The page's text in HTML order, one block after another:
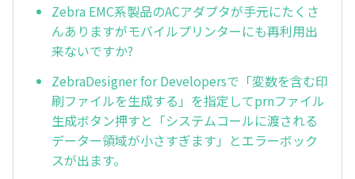
Zebra EMC系製品のACアダプタが手元にたくさ
んありますがモバイルプリンターにも再利用出
来ないですか?
ZebraDesigner for Developersで「変数を含む印
刷ファイルを生成する」を指定してprnファイル
生成ボタン押すと「システムコールに渡される
データー領域が小さすぎます」とエラーボック
スが出ます。